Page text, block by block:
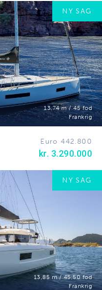
NY SAG
13,74 m / 45 fod
Frankrig
Euro 442.800
kr. 3.290.000
NY SAG
13,85 m / 45,50 fod
Frankrig